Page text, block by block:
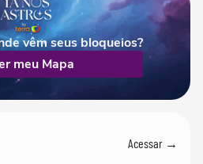
vêm seus bloqueios?
meu Mapa
Acessar →